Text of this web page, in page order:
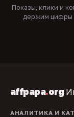
Показы, клики и
держим цифры
affpapa.org
АНАЛИТИКА И